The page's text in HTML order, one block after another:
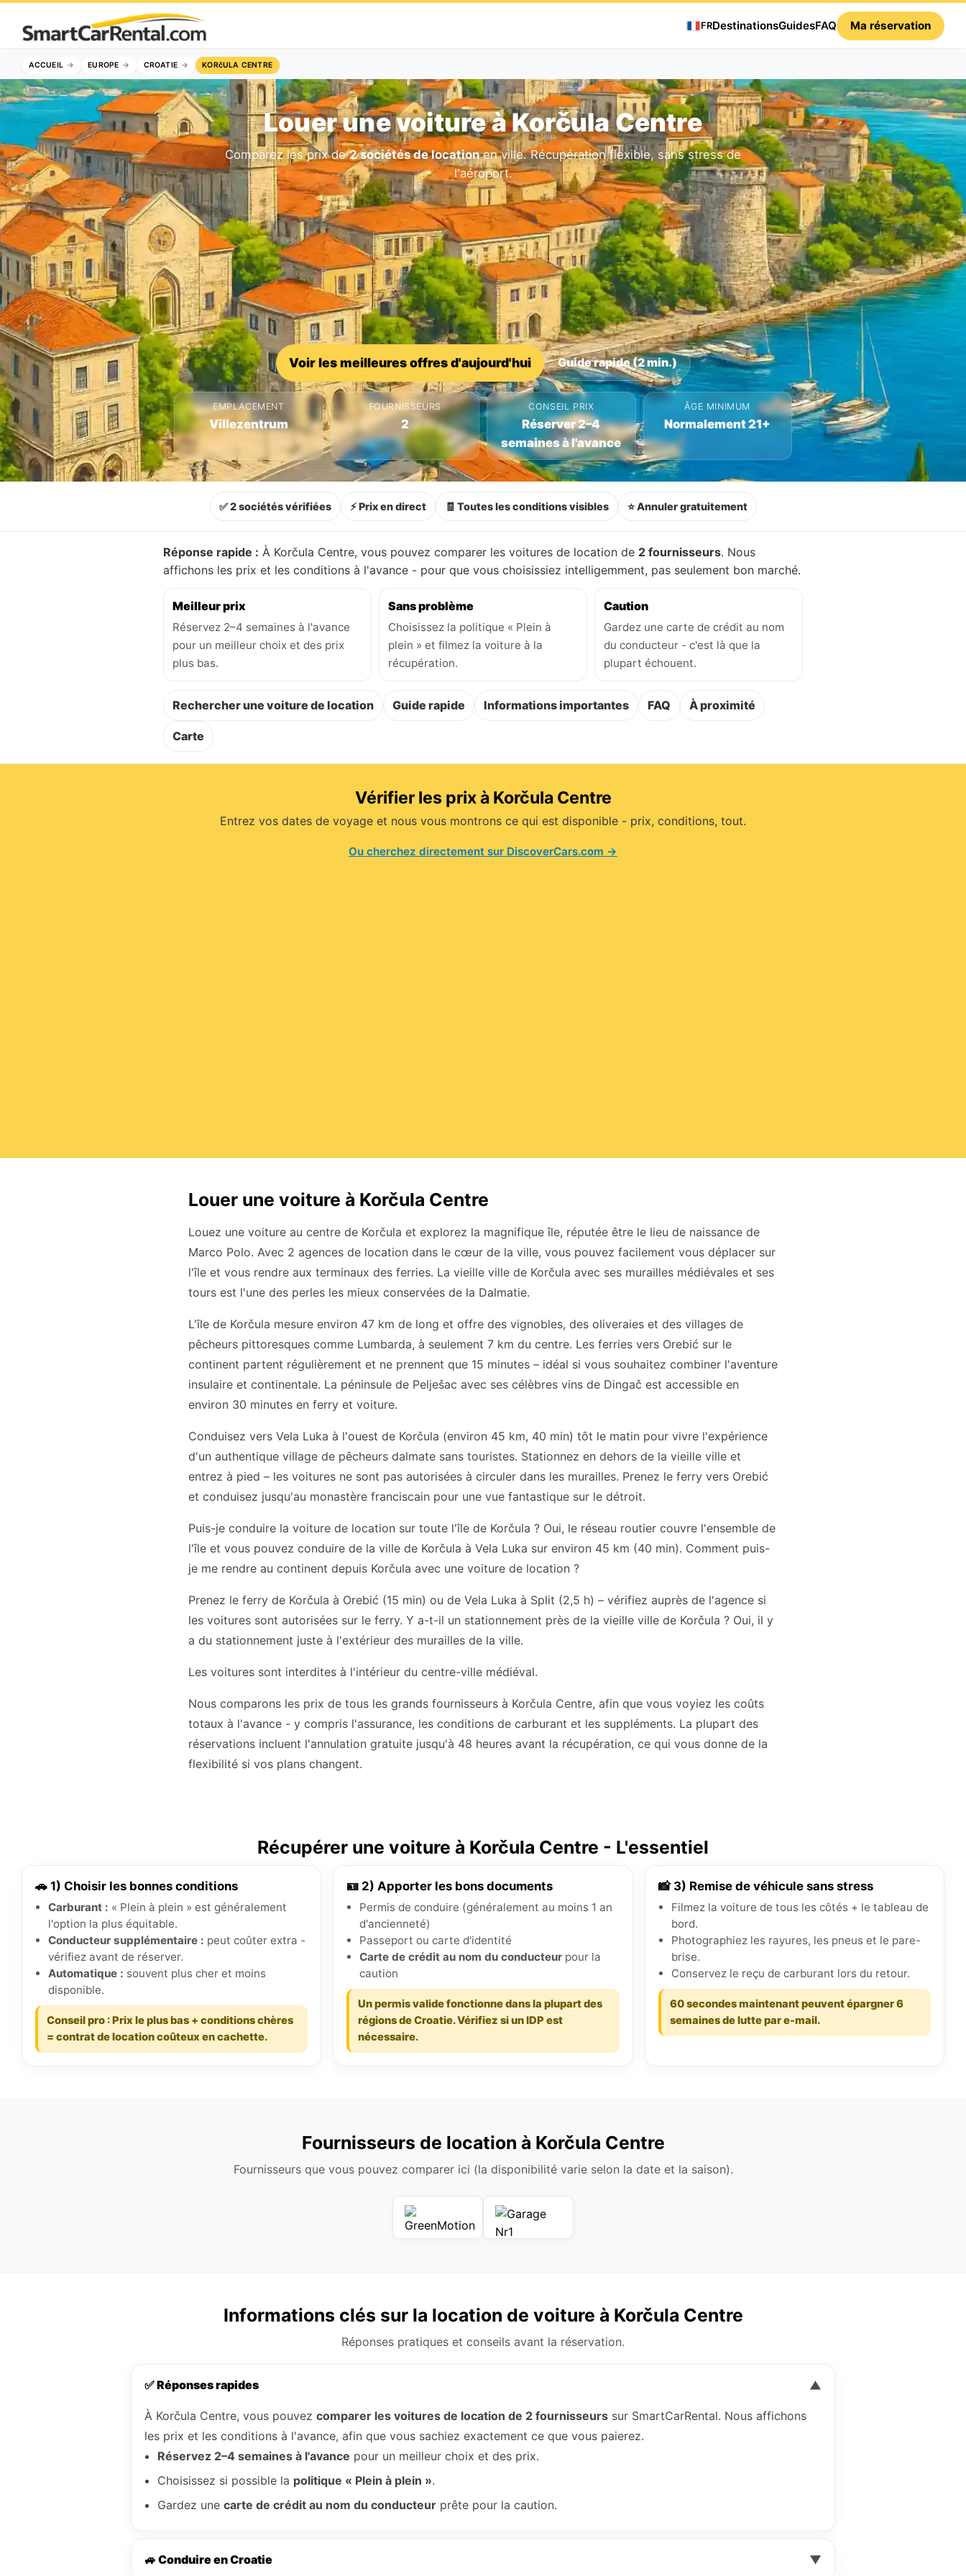
FRDestinationsGuidesFAQ Ma réservation
ACCUEIL EUROPE CROATIE KORčULA CENTRE
Louer une voiture à Korčula Centre
Comparez les prix de2 sociétés de locationen ville. Récupération flexible, sans stress de
l'aéroport.
Voir les meilleures offres d'aujourd'hui Guide rapide (2 min.)
EMPLACEMENT
Villezentrum
FOURNISSEURS
2
CONSEIL PRIX
Réserver 2–4
semaines à l'avance
ÂGE MINIMUM
Normalement 21+
✅ 2 sociétés vérifiées ⚡ Prix en direct 🧾 Toutes les conditions visibles ⭐ Annuler gratuitement
Réponse rapide : À Korčula Centre, vous pouvez comparer les voitures de location de 2 fournisseurs. Nous
affichons les prix et les conditions à l'avance - pour que vous choisissiez intelligemment, pas seulement bon marché.
Meilleur prix
Réservez 2–4 semaines à l'avance
pour un meilleur choix et des prix
plus bas.
Sans problème
Choisissez la politique « Plein à
plein » et filmez la voiture à la
récupération.
Caution
Gardez une carte de crédit au nom
du conducteur - c'est là que la
plupart échouent.
Rechercher une voiture de location Guide rapide Informations importantes FAQ À proximité
Carte
Vérifier les prix à Korčula Centre
Entrez vos dates de voyage et nous vous montrons ce qui est disponible - prix, conditions, tout.
Ou cherchez directement sur DiscoverCars.com →
Louer une voiture à Korčula Centre
Louez une voiture au centre de Korčula et explorez la magnifique île, réputée être le lieu de naissance de
Marco Polo. Avec 2 agences de location dans le cœur de la ville, vous pouvez facilement vous déplacer sur
l'île et vous rendre aux terminaux des ferries. La vieille ville de Korčula avec ses murailles médiévales et ses
tours est l'une des perles les mieux conservées de la Dalmatie.
L'île de Korčula mesure environ 47 km de long et offre des vignobles, des oliveraies et des villages de
pêcheurs pittoresques comme Lumbarda, à seulement 7 km du centre. Les ferries vers Orebić sur le
continent partent régulièrement et ne prennent que 15 minutes – idéal si vous souhaitez combiner l'aventure
insulaire et continentale. La péninsule de Pelješac avec ses célèbres vins de Dingač est accessible en
environ 30 minutes en ferry et voiture.
Conduisez vers Vela Luka à l'ouest de Korčula (environ 45 km, 40 min) tôt le matin pour vivre l'expérience
d'un authentique village de pêcheurs dalmate sans touristes. Stationnez en dehors de la vieille ville et
entrez à pied – les voitures ne sont pas autorisées à circuler dans les murailles. Prenez le ferry vers Orebić
et conduisez jusqu'au monastère franciscain pour une vue fantastique sur le détroit.
Puis-je conduire la voiture de location sur toute l'île de Korčula ? Oui, le réseau routier couvre l'ensemble de
l'île et vous pouvez conduire de la ville de Korčula à Vela Luka sur environ 45 km (40 min). Comment puis-
je me rendre au continent depuis Korčula avec une voiture de location ?
Prenez le ferry de Korčula à Orebić (15 min) ou de Vela Luka à Split (2,5 h) – vérifiez auprès de l'agence si
les voitures sont autorisées sur le ferry. Y a-t-il un stationnement près de la vieille ville de Korčula ? Oui, il y
a du stationnement juste à l'extérieur des murailles de la ville.
Les voitures sont interdites à l'intérieur du centre-ville médiéval.
Nous comparons les prix de tous les grands fournisseurs à Korčula Centre, afin que vous voyiez les coûts
totaux à l'avance - y compris l'assurance, les conditions de carburant et les suppléments. La plupart des
réservations incluent l'annulation gratuite jusqu'à 48 heures avant la récupération, ce qui vous donne de la
flexibilité si vos plans changent.
Récupérer une voiture à Korčula Centre - L'essentiel
🚗 1) Choisir les bonnes conditions
Carburant : « Plein à plein » est généralement
l'option la plus équitable.
Conducteur supplémentaire : peut coûter extra -
vérifiez avant de réserver.
Automatique : souvent plus cher et moins
disponible.
Conseil pro : Prix le plus bas + conditions chères
= contrat de location coûteux en cachette.
🪪 2) Apporter les bons documents
Permis de conduire (généralement au moins 1 an
d'ancienneté)
Passeport ou carte d'identité
Carte de crédit au nom du conducteur pour la
caution
Un permis valide fonctionne dans la plupart des
régions de Croatie. Vérifiez si un IDP est
nécessaire.
📸 3) Remise de véhicule sans stress
Filmez la voiture de tous les côtés + le tableau de
bord.
Photographiez les rayures, les pneus et le pare-
brise.
Conservez le reçu de carburant lors du retour.
60 secondes maintenant peuvent épargner 6
semaines de lutte par e-mail.
Fournisseurs de location à Korčula Centre
Fournisseurs que vous pouvez comparer ici (la disponibilité varie selon la date et la saison).
Informations clés sur la location de voiture à Korčula Centre
Réponses pratiques et conseils avant la réservation.
✅ Réponses rapides ▼
À Korčula Centre, vous pouvez comparer les voitures de location de 2 fournisseurs sur SmartCarRental. Nous affichons
les prix et les conditions à l'avance, afin que vous sachiez exactement ce que vous paierez.
Réservez 2–4 semaines à l'avance pour un meilleur choix et des prix.
Choisissez si possible la politique « Plein à plein ».
Gardez une carte de crédit au nom du conducteur prête pour la caution.
🚙 Conduire en Croatie ▼